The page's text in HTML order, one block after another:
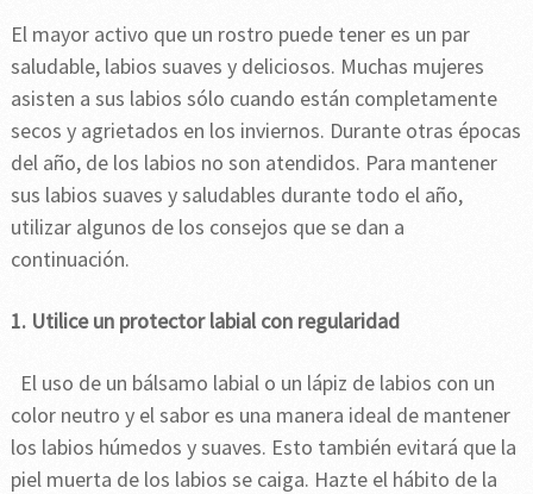
El mayor activo que un rostro puede tener es un par
saludable, labios suaves y deliciosos. Muchas mujeres
asisten a sus labios sólo cuando están completamente
secos y agrietados en los inviernos. Durante otras épocas
del año, de los labios no son atendidos. Para mantener
sus labios suaves y saludables durante todo el año,
utilizar algunos de los consejos que se dan a
continuación.
1. Utilice un protector labial con regularidad
El uso de un bálsamo labial o un lápiz de labios con un
color neutro y el sabor es una manera ideal de mantener
los labios húmedos y suaves. Esto también evitará que la
piel muerta de los labios se caiga. Hazte el hábito de la